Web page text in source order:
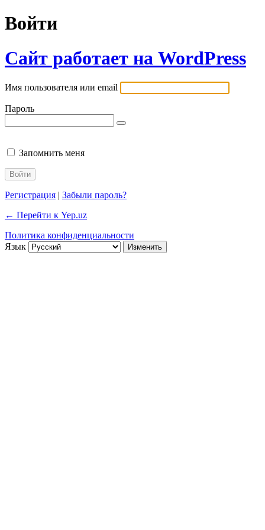
Войти
Сайт работает на WordPress
Имя пользователя или email
Пароль
Запомнить меня
Регистрация | Забыли пароль?
← Перейти к Yep.uz
Политика конфиденциальности
Язык